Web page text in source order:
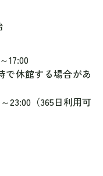
17:00
で休館する場合があ
23:00（365日利用可